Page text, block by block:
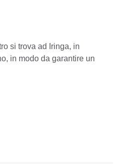
si trova ad Iringa, in
in modo da garantire un